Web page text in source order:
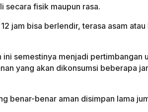
secara fisik maupun rasa.
jam bisa berlendir, terasa asam
ini semestinya menjadi pertimbangan
yang akan dikonsumsi beberapa
benar-benar aman disimpan lama